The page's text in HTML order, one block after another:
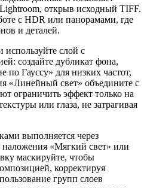
открыв исходный TIFF.
с HDR или панорамами, где
и деталей.
слой с
создайте дубликат фона,
по Гауссу» для низких частот,
«Линейный свет» объедините с
ограничить эффект только на
или глаза, не затрагивая
выполняется через
«Мягкий свет» или
маскируйте, чтобы
корректируя
групп слоев